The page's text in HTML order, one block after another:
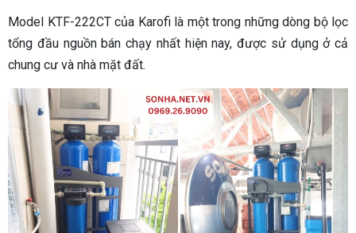
Model KTF-222CT của Karofi là một trong những dòng bộ lọc
tổng đầu nguồn bán chạy nhất hiện nay, được sử dụng ở cả
chung cư và nhà mặt đất.